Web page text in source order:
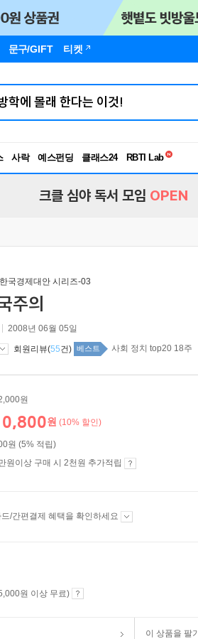
문구/GIFT 티켓
사락 예스펀딩 클래스24
독서유형검사
크클 심야 독서 모임 OPEN
한국경제대안 시리즈-03
주의
2008년 06월 05일
회원리뷰(55건) 베스트 사회 정치 top20 18주
원
원 (10% 할인)
원 (5% 적립)
원이상 구매 시 2천원 추가적립
드/간편결제 혜택을 확인하세요
원 이상 무료)
이 상품을 팔기